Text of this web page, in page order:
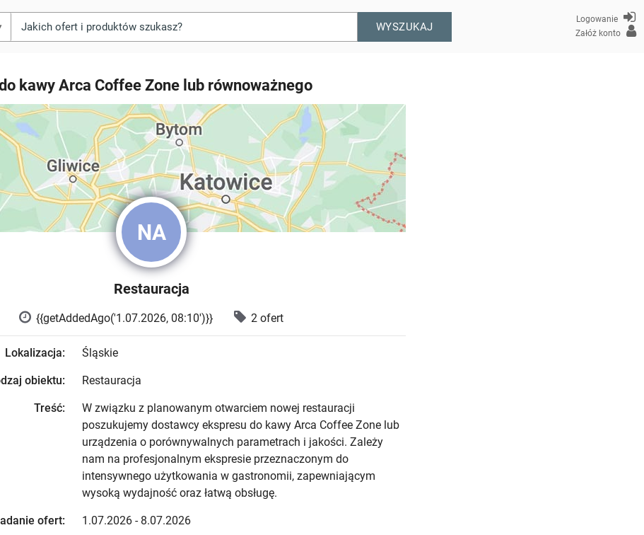
WYSZUKAJ
Logowanie
Załóż konto
kawy Arca Coffee Zone lub równoważnego
NA
Restauracja
{{getAddedAgo('1.07.2026, 08:10')}} 2 ofert
Lokalizacja: Śląskie
obiektu: Restauracja
Treść:
W związku z planowanym otwarciem nowej restauracji
poszukujemy dostawcy ekspresu do kawy Arca Coffee Zone lub
urządzenia o porównywalnych parametrach i jakości. Zależy
nam na profesjonalnym ekspresie przeznaczonym do
intensywnego użytkowania w gastronomii, zapewniającym
wysoką wydajność oraz łatwą obsługę.
ofert: 1.07.2026 - 8.07.2026